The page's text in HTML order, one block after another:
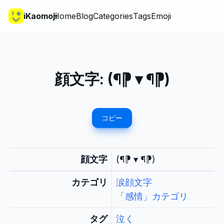
iKaomojiHomeBlogCategoriesTagsEmoji
顔文字: (¶⁋ ▾ ¶⁋)
コピー
顔文字 (¶⁋ ▾ ¶⁋)
カテゴリ
涙顔文字
「感情」カテゴリ
タグ 泣く